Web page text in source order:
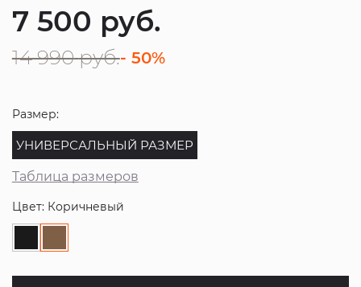
7 500 руб.
14 990 руб.- 50%
Размер:
УНИВЕРСАЛЬНЫЙ РАЗМЕР
Таблица размеров
Цвет: Коричневый